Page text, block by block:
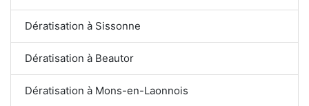
Dératisation à Sissonne
Dératisation à Beautor
Dératisation à Mons-en-Laonnois